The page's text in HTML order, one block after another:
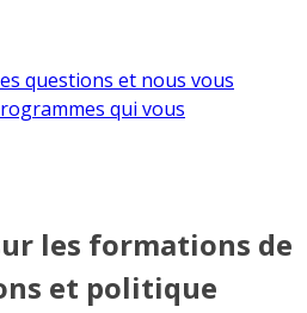
questions et nous vous
qui vous
les formations de
et politique